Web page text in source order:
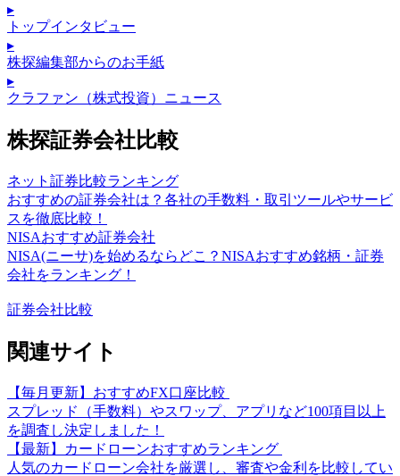
▸
トップインタビュー
▸
株探編集部からのお手紙
▸
クラファン（株式投資）ニュース
株探証券会社比較
ネット証券比較ランキング
おすすめの証券会社は？各社の手数料・取引ツールやサービ
スを徹底比較！
NISAおすすめ証券会社
NISA(ニーサ)を始めるならどこ？NISAおすすめ銘柄・証券
会社をランキング！
証券会社比較
関連サイト
【毎月更新】おすすめFX口座比較
スプレッド（手数料）やスワップ、アプリなど100項目以上
を調査し決定しました！
【最新】カードローンおすすめランキング
人気のカードローン会社を厳選し、審査や金利を比較してい